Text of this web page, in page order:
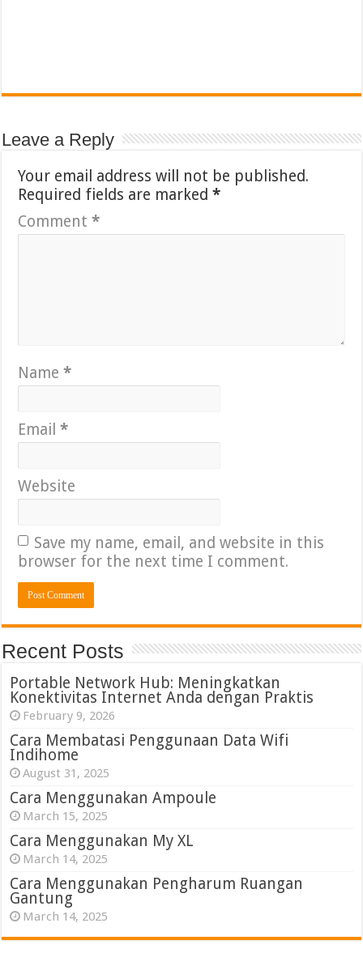
Leave a Reply
Your email address will not be published.
Required fields are marked*
Comment*
Name*
Email*
Website
Save my name, email, and website in this
browser for the next time I comment.
Recent Posts
Portable Network Hub: Meningkatkan
Konektivitas Internet Anda dengan Praktis
February 9, 2026
Cara Membatasi Penggunaan Data Wifi
Indihome
August 31, 2025
Cara Menggunakan Ampoule
March 15, 2025
Cara Menggunakan My XL
March 14, 2025
Cara Menggunakan Pengharum Ruangan
Gantung
March 14, 2025